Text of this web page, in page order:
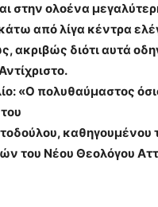
στην ολοένα
από λίγα κέντρα
ακριβώς διότι αυτά
«Ο πολυθαύμαστος
καθηγουμένου
του Νέου Θεολόγου